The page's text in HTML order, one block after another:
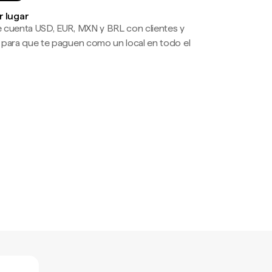
lugar
USD, EUR, MXN y BRL con clientes y
que te paguen como un local en todo el